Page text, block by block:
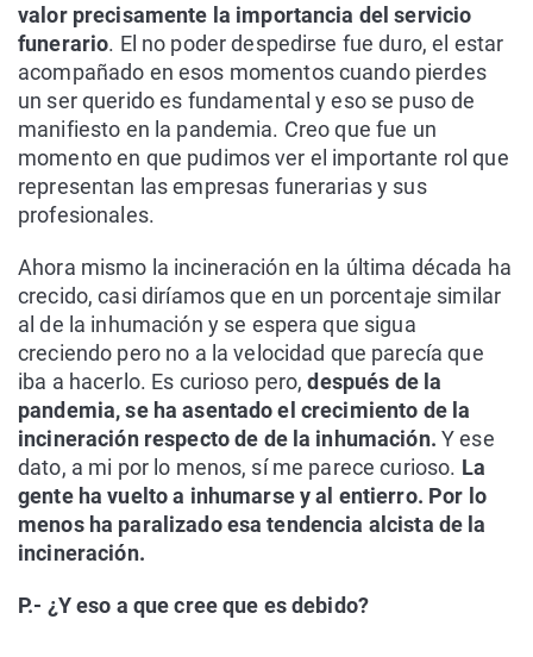
valor precisamente la importancia del servicio
funerario. El no poder despedirse fue duro, el estar
acompañado en esos momentos cuando pierdes
un ser querido es fundamental y eso se puso de
manifiesto en la pandemia. Creo que fue un
momento en que pudimos ver el importante rol que
representan las empresas funerarias y sus
profesionales.
Ahora mismo la incineración en la última década ha
crecido, casi diríamos que en un porcentaje similar
al de la inhumación y se espera que sigua
creciendo pero no a la velocidad que parecía que
iba a hacerlo. Es curioso pero,después de la
pandemia, se ha asentado el crecimiento de la
incineración respecto de de la inhumación.Y ese
dato, a mi por lo menos, sí me parece curioso. La
gente ha vuelto a inhumarse y al entierro. Por lo
menos ha paralizado esa tendencia alcista de la
incineración.
P.- ¿Y eso a que cree que es debido?